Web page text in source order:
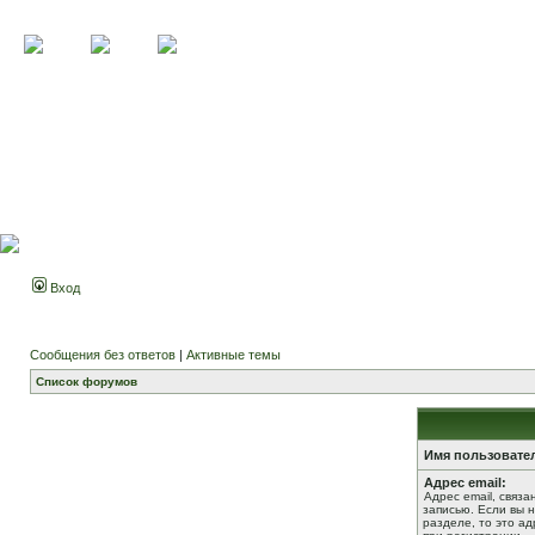
Вход
Сообщения без ответов | Активные темы
Список форумов
Имя
Адрес email:
Адрес email,
записью. Если вы
разделе, то это